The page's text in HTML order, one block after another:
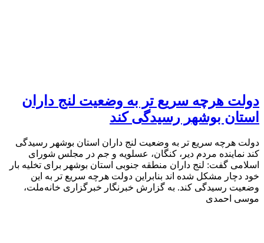
دولت هرچه سریع تر به وضعیت لنج داران
استان بوشهر رسیدگی کند
دولت هرچه سریع تر به وضعیت لنج داران استان بوشهر رسیدگی
کند نماینده مردم دیر، کنگان، عسلویه و جم در مجلس شورای
اسلامی گفت: لنج داران منطقه جنوبی استان بوشهر برای تخلیه بار
خود دچار مشکل شده اند بنابراین دولت هرچه سریع تر به این
وضعیت رسیدگی کند. به گزارش خبرنگار خبرگزاری خانه‌ملت،
موسی احمدی